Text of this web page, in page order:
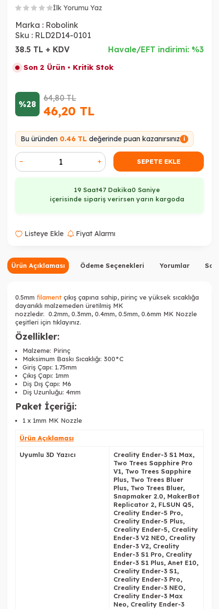
İlk Yorumu Yaz
Marka : Robolink
Sku : RLD2D14-0101
38.5 TL + KDV
Havale/EFT indirimi: %3
Son 2 Ürün • Kritik Stok
%28
64,80TL
46,20 TL
Bu üründen 0.46 TL değerinde puan kazanırsınız i
SEPETE EKLE
19 Saat46 Dakika59 Saniye
içerisinde sipariş verirsen yarın kargoda
Listeye Ekle Fiyat Alarmı
Ürün Açıklaması Ödeme Seçenekleri Yorumlar
0.5mm filament çıkış çapına sahip, pirinç ve yüksek sıcaklığa
dayanıklı malzemeden üretilmiş MK
nozzledır. 0.2mm, 0.3mm, 0.4mm, 0.5mm, 0.6mm MK Nozzle
çeşitleri için tıklayınız.
Özellikler:
Malzeme: Pirinç
Maksimum Baskı Sıcaklığı: 300°C
Giriş Çapı: 1.75mm
Çıkış Çapı: 1mm
Diş Dış Çapı: M6
Diş Uzunluğu: 4mm
Paket İçeriği:
1 x 1mm MK Nozzle
Ürün Açıklaması
Uyumlu 3D Yazıcı
Creality Ender-3 S1 Max,
Two Trees Sapphire Pro
V1, Two Trees Sapphire
Plus, Two Trees Bluer
Plus, Two Trees Bluer,
Snapmaker 2.0, MakerBot
Replicator 2, FLSUN Q5,
Creality Ender-5 Pro,
Creality Ender-5 Plus,
Creality Ender-5, Creality
Ender-3 V2 NEO, Creality
Ender-3 V2, Creality
Ender-3 S1 Pro, Creality
Ender-3 S1 Plus, Anet E10,
Creality Ender-3 S1,
Creality Ender-3 Pro,
Creality Ender-3 NEO,
Creality Ender-3 Max
Neo, Creality Ender-3